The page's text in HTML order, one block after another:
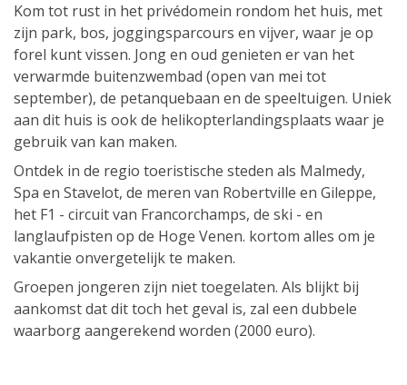
Kom tot rust in het privédomein rondom het huis, met
zijn park, bos, joggingsparcours en vijver, waar je op
forel kunt vissen. Jong en oud genieten er van het
verwarmde buitenzwembad (open van mei tot
september), de petanquebaan en de speeltuigen. Uniek
aan dit huis is ook de helikopterlandingsplaats waar je
gebruik van kan maken.
Ontdek in de regio toeristische steden als Malmedy,
Spa en Stavelot, de meren van Robertville en Gileppe,
het F1 - circuit van Francorchamps, de ski - en
langlaufpisten op de Hoge Venen. kortom alles om je
vakantie onvergetelijk te maken.
Groepen jongeren zijn niet toegelaten. Als blijkt bij
aankomst dat dit toch het geval is, zal een dubbele
waarborg aangerekend worden (2000 euro).